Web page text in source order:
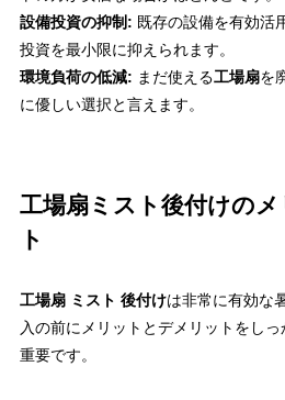
設備投資の抑制: 既存の設備を有効活
投資を最小限に抑えられます。
環境負荷の低減: まだ使える工場扇を
に優しい選択と言えます。
工場扇ミスト後付けの
ト
工場扇 ミスト 後付けは非常に有効な
入の前にメリットとデメリットをし
重要です。